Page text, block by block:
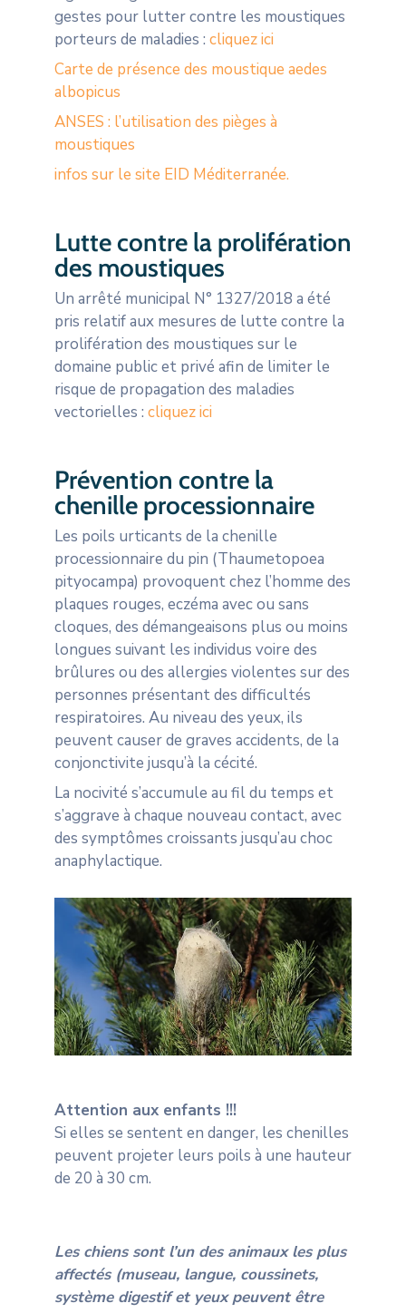
gestes pour lutter contre les moustiques
porteurs de maladies : cliquez ici
Carte de présence des moustique aedes
albopicus
ANSES : l’utilisation des pièges à
moustiques
infos sur le site EID Méditerranée.
Lutte contre la prolifération
des moustiques
Un arrêté municipal N° 1327/2018 a été
pris relatif aux mesures de lutte contre la
prolifération des moustiques sur le
domaine public et privé afin de limiter le
risque de propagation des maladies
vectorielles : cliquez ici
Prévention contre la
chenille processionnaire
Les poils urticants de la chenille
processionnaire du pin (Thaumetopoea
pityocampa) provoquent chez l’homme des
plaques rouges, eczéma avec ou sans
cloques, des démangeaisons plus ou moins
longues suivant les individus voire des
brûlures ou des allergies violentes sur des
personnes présentant des difficultés
respiratoires. Au niveau des yeux, ils
peuvent causer de graves accidents, de la
conjonctivite jusqu’à la cécité.
La nocivité s’accumule au fil du temps et
s’aggrave à chaque nouveau contact, avec
des symptômes croissants jusqu’au choc
anaphylactique.
Attention aux enfants !!!
Si elles se sentent en danger, les chenilles
peuvent projeter leurs poils à une hauteur
de 20 à 30 cm.
Les chiens sont l’un des animaux les plus
affectés (museau, langue, coussinets,
système digestif et yeux peuvent être